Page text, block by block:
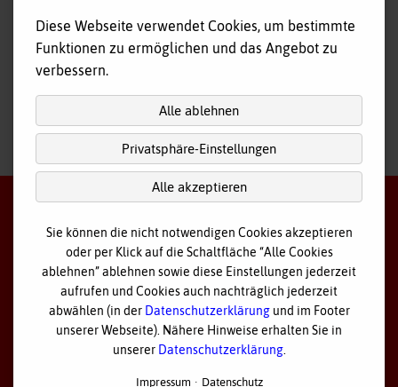
Tagespflege
Hausnotruf
nach oben
2026 Bayerisches Rotes Kreuz - Kreisverband Ostallgäu
Datenschutz
Cookie Einstellungen
Diese Webseite verwendet Cookies, um bestimmte
Funktionen zu ermöglichen und das Angebot zu
verbessern.
Alle ablehnen
Privatsphäre-Einstellungen
Alle akzeptieren
Sie können die nicht notwendigen Cookies akzeptieren
oder per Klick auf die Schaltfläche “Alle Cookies
ablehnen” ablehnen sowie diese Einstellungen jederzeit
aufrufen und Cookies auch nachträglich jederzeit
abwählen (in der Datenschutzerklärungund im Footer
unserer Webseite). Nähere Hinweise erhalten Sie in
unserer Datenschutzerklärung.
Impressum Datenschutz